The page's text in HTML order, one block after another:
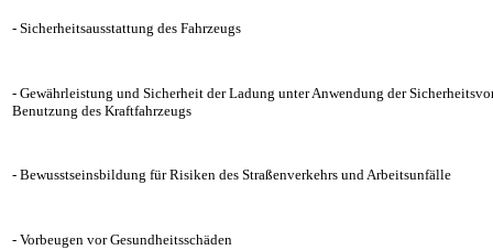
- Sicherheitsausstattung des Fahrzeugs
- Gewährleistung und Sicherheit der Ladung unter Anwendung der
Benutzung des Kraftfahrzeugs
- Bewusstseinsbildung für Risiken des Straßenverkehrs und Arbeitsunfälle
- Vorbeugen vor Gesundheitsschäden